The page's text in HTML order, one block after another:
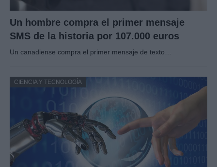
Un hombre compra el primer mensaje
SMS de la historia por 107.000 euros
Un canadiense compra el primer mensaje de texto…
CIENCIA Y TECNOLOGÍA